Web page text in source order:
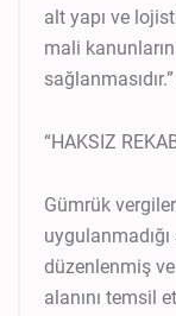
alt yapı ve
mali
“HAKSIZ
Gümrük
düzenlenmiş
alanını temsil